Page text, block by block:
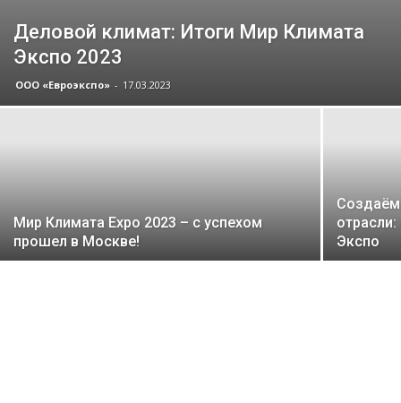
Деловой климат: Итоги Мир Климата
Экспо 2023
ООО «Евроэкспо» - 17.03.2023
Мир Климата Expo 2023 – с успехом
прошел в Москве!
Экспо